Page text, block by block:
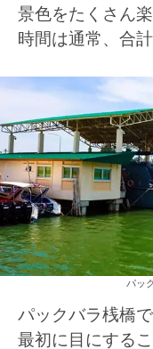
景色をたくさん
時間は通常、合
パッ
パックバラ桟橋
最初に目にする